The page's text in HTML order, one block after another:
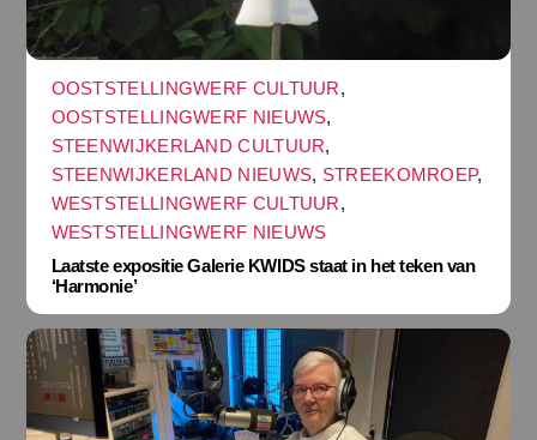
OOSTSTELLINGWERF CULTUUR,
OOSTSTELLINGWERF NIEUWS,
STEENWIJKERLAND CULTUUR,
STEENWIJKERLAND NIEUWS, STREEKOMROEP,
WESTSTELLINGWERF CULTUUR,
WESTSTELLINGWERF NIEUWS
Laatste expositie Galerie KWIDS staat in het teken van
‘Harmonie’